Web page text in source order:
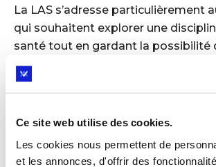
Ce site web utilise des cookies.
Les cookies nous permettent de
et les annonces, d'offrir des
La LAS s’adresse particulièrement
qui souhaitent explorer une
santé tout en gardant la possibilité
PASS :Une option idéale pour ceux
mais sans possibilité de